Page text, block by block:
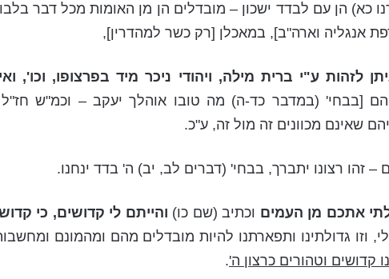
כא) הן עם לבדד ישכון – מובדלים הן מן האומות מכל דבר
אנגליה וארה"ב], במאכלן [רק כשר למהדרין],
לזהות ע"י ברית מילה, ויהודי ניכר מיד בפרצופו, וכו',
[בבחי' (במדבר כד-ה) מה טובו אוהלך יעקב – וכמ"ש
שאינם מכוונים זה מול זה, ע"כ.
– זהו רצונו יתברך, בבחי' (דברים לב, יב) ה' בדד ינחנו.
אתכם מן העמים וכתיב (שם כו) והייתם לי קדושים, כי
וזו גדולתינו ותפארתנו להיות מובדלים מהם ומהמונם
קדושים וטהורים כרצון ה'.